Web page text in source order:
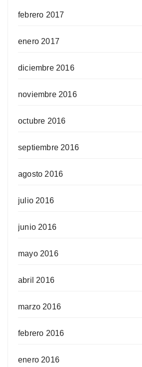
febrero 2017
enero 2017
diciembre 2016
noviembre 2016
octubre 2016
septiembre 2016
agosto 2016
julio 2016
junio 2016
mayo 2016
abril 2016
marzo 2016
febrero 2016
enero 2016